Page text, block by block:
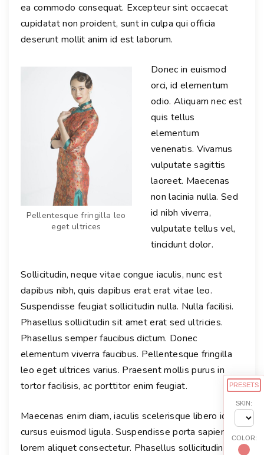
ea commodo consequat. Excepteur sint occaecat
cupidatat non proident, sunt in culpa qui officia
deserunt mollit anim id est laborum.
Pellentesque fringilla leo
eget ultrices
Donec in euismod
orci, id elementum
odio. Aliquam nec est
quis tellus
elementum
venenatis. Vivamus
vulputate sagittis
laoreet. Maecenas
non lacinia nulla. Sed
id nibh viverra,
vulputate tellus vel,
tincidunt dolor.
Sollicitudin, neque vitae congue iaculis, nunc est
dapibus nibh, quis dapibus erat erat vitae leo.
Suspendisse feugiat sollicitudin nulla. Nulla facilisi.
Phasellus sollicitudin sit amet erat sed ultricies.
Phasellus semper faucibus dictum. Donec
elementum viverra faucibus. Pellentesque fringilla
leo eget ultrices varius. Praesent mollis purus in
tortor facilisis, ac porttitor enim feugiat.
Maecenas enim diam, iaculis scelerisque libero id,
cursus euismod ligula. Suspendisse porta sapien at
lorem aliquet consectetur. Phasellus sollicitudin sit
PRESETS
SKIN:
COLOR: